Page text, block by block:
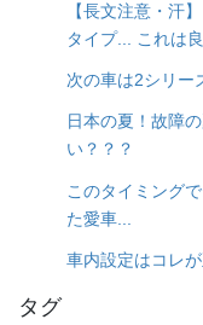
【長文注意・汗
タイプ... これは
次の車は2シリー
日本の夏！故障
い？？？
このタイミング
た愛車...
車内設定はコレ
タグ